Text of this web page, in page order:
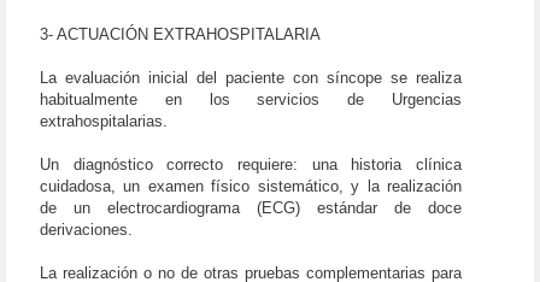
3- ACTUACIÓN EXTRAHOSPITALARIA
La evaluación inicial del paciente con síncope se realiza
habitualmente en los servicios de Urgencias
extrahospitalarias.
Un diagnóstico correcto requiere: una historia clínica
cuidadosa, un examen físico sistemático, y la realización
de un electrocardiograma (ECG) estándar de doce
derivaciones.
La realización o no de otras pruebas complementarias para